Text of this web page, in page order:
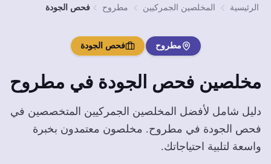
الرئيسية المخلصين الجمركيين مطروح فحص الجودة
مطروح فحص الجودة
مخلصين فحص الجودة في مطروح
دليل شامل لأفضل المخلصين الجمركيين المتخصصين في
فحص الجودة في مطروح. مخلصون معتمدون بخبرة
واسعة لتلبية احتياجاتك.